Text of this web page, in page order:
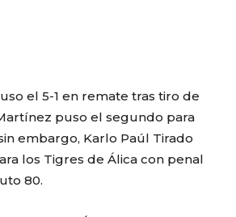
el 5-1 en remate tras tiro de
puso el segundo para
embargo, Karlo Paúl Tirado
los Tigres de Álica con penal
80.